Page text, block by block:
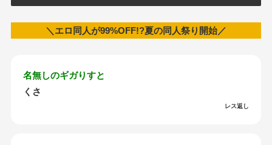
＼エロ同人が99%OFF!?夏の同人祭り開始／
名無しのギガりすと
くさ
レス返し